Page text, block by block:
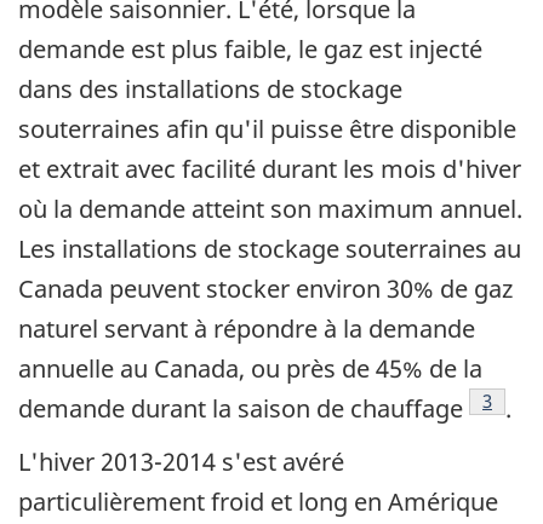
modèle saisonnier. L'été, lorsque la
demande est plus faible, le gaz est injecté
dans des installations de stockage
souterraines afin qu'il puisse être disponible
et extrait avec facilité durant les mois d'hiver
où la demande atteint son maximum annuel.
Les installations de stockage souterraines au
Canada peuvent stocker environ 30% de gaz
naturel servant à répondre à la demande
annuelle au Canada, ou près de 45% de la
demande durant la saison de chauffage
Note
3 .
L'hiver 2013-2014 s'est avéré
particulièrement froid et long en Amérique